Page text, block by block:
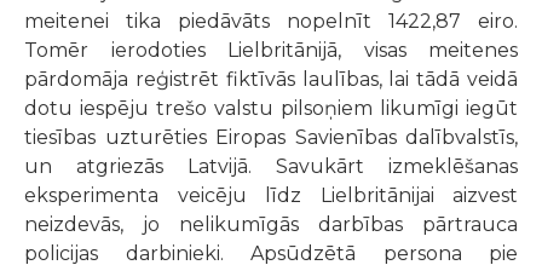
meitenei tika piedāvāts nopelnīt 1422,87 eiro.
Tomēr ierodoties Lielbritānijā, visas meitenes
pārdomāja reģistrēt fiktīvās laulības, lai tādā veidā
dotu iespēju trešo valstu pilsoņiem likumīgi iegūt
tiesības uzturēties Eiropas Savienības dalībvalstīs,
un atgriezās Latvijā. Savukārt izmeklēšanas
eksperimenta veicēju līdz Lielbritānijai aizvest
neizdevās, jo nelikumīgās darbības pārtrauca
policijas darbinieki. Apsūdzētā persona pie